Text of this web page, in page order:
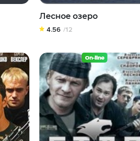
Лесное озеро
4.56 /12